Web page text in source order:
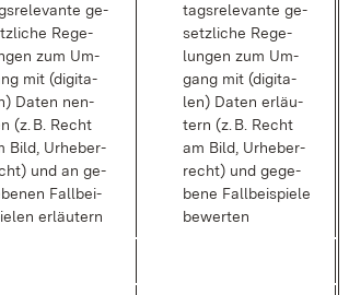
ge­
Re­ge­
zum Um­
mit (di­gi­ta­
Da­ten nen­
(z. B. Recht
Bild, Ur­he­ber­
und an ge­
Fall­bei­
er­läu­tern
tags­re­le­van­te ge­
setz­li­che Re­ge­
lun­gen zum Um­
gang mit (di­gi­ta­
len) Da­ten er­läu­
tern (z. B. Recht
am Bild, Ur­he­ber­
recht) und ge­ge­
be­ne Fall­bei­spie­le
be­wer­ten